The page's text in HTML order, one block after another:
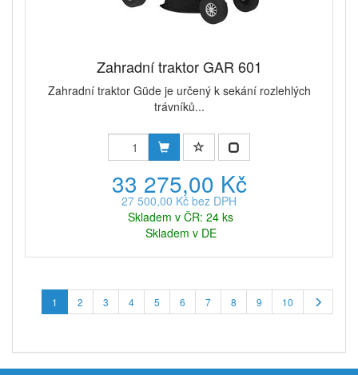
Zahradní traktor GAR 601
Zahradní traktor Güde je určený k sekání rozlehlých
trávníků...
33 275,00 Kč
27 500,00 Kč bez DPH
Skladem v ČR: 24 ks
Skladem v DE
1 2 3 4 5 6 7 8 9 10